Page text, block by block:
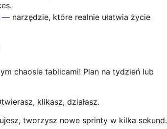
— narzędzie, które realnie ułatwia życie
chaosie tablicami! Plan na tydzień lub
klikasz, działasz.
tworzysz nowe sprinty w kilka sekund.